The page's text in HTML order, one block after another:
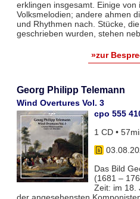
erklingen insgesamt. Einige von
Volksmelodien; andere ahmen
und Rhythmen nach. Stücke,
geschrieben wurden, stehen
»zur
Georg Philipp Telemann
Wind Overtures Vol. 3
cpo 555
1 CD •
Das Bild
(1681 –
Zeit: im 18.
der angesehensten